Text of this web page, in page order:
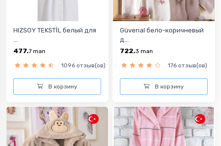
HIZSOY TEKSTİL белый для
477.7 man
1096 отзыв(ов)
В корзину
Güvenal бело-коричневый
д...
722.3 man
176 отзыв(ов)
В корзину